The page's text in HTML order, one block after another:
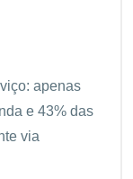
apenas
e 43% das
via